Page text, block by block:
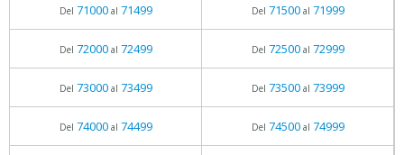
Del 71000al 71499 Del 71500al 71999
Del 72000al 72499 Del 72500al 72999
Del 73000al 73499 Del 73500al 73999
Del 74000al 74499 Del 74500al 74999